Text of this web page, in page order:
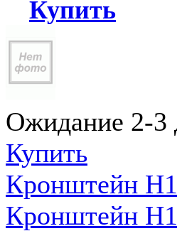
Купить
Ожидание 2-3
Купить
Кронштейн
Кронштейн